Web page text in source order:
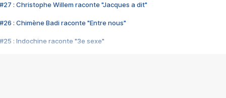
#27 : Christophe Willem raconte "Jacques a dit"
#26 : Chimène Badi raconte "Entre nous"
#25 : Indochine raconte "3e sexe"